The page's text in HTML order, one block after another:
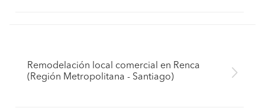
Remodelación local comercial en Renca
(Región Metropolitana - Santiago)